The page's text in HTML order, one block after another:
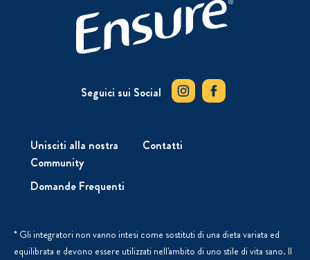
Unisciti alla nostra
Community
Contatti
Domande Frequenti
Seguici sui Social
* Gli integratori non vanno intesi come sostituti di una dieta variata ed
equilibrata e devono essere utilizzati nell'ambito di uno stile di vita sano. Il